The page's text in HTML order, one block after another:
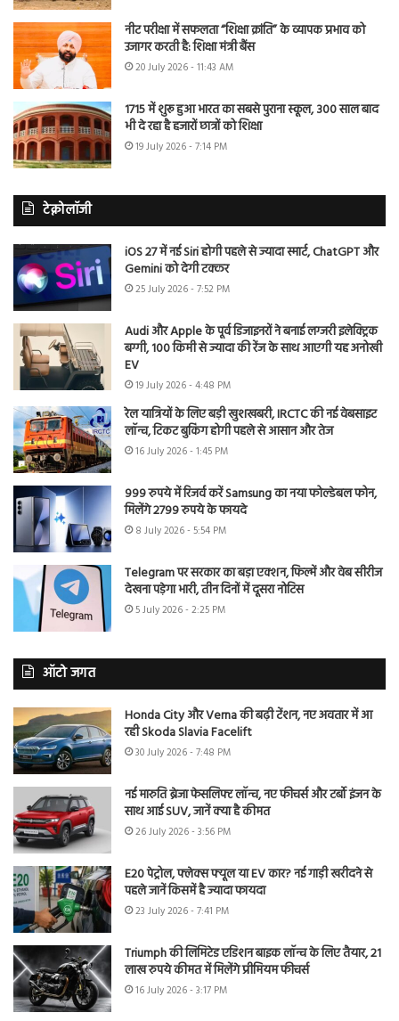
नीट परीक्षा में सफलता “शिक्षा क्रांति” के व्यापक प्रभाव को
उजागर करती है: शिक्षा मंत्री बैंस
20 July 2026 - 11:43 AM
1715 में शुरू हुआ भारत का सबसे पुराना स्कूल, 300 साल बाद
भी दे रहा है हजारों छात्रों को शिक्षा
19 July 2026 - 7:14 PM
टेक्नोलॉजी
iOS 27 में नई Siri होगी पहले से ज्यादा स्मार्ट, ChatGPT और
Gemini को देगी टक्कर
25 July 2026 - 7:52 PM
Audi और Apple के पूर्व डिजाइनरों ने बनाई लग्जरी इलेक्ट्रिक
बग्गी, 100 किमी से ज्यादा की रेंज के साथ आएगी यह अनोखी
EV
19 July 2026 - 4:48 PM
रेल यात्रियों के लिए बड़ी खुशखबरी, IRCTC की नई वेबसाइट
लॉन्च, टिकट बुकिंग होगी पहले से आसान और तेज
16 July 2026 - 1:45 PM
999 रुपये में रिजर्व करें Samsung का नया फोल्डेबल फोन,
मिलेंगे 2799 रुपये के फायदे
8 July 2026 - 5:54 PM
Telegram पर सरकार का बड़ा एक्शन, फिल्में और वेब सीरीज
देखना पड़ेगा भारी, तीन दिनों में दूसरा नोटिस
5 July 2026 - 2:25 PM
ऑटो जगत
Honda City और Verna की बढ़ी टेंशन, नए अवतार में आ
रही Skoda Slavia Facelift
30 July 2026 - 7:48 PM
नई मारुति ब्रेजा फेसलिफ्ट लॉन्च, नए फीचर्स और टर्बो इंजन के
साथ आई SUV, जानें क्या है कीमत
26 July 2026 - 3:56 PM
E20 पेट्रोल, फ्लेक्स फ्यूल या EV कार? नई गाड़ी खरीदने से
पहले जानें किसमें है ज्यादा फायदा
23 July 2026 - 7:41 PM
Triumph की लिमिटेड एडिशन बाइक लॉन्च के लिए तैयार, 21
लाख रुपये कीमत में मिलेंगे प्रीमियम फीचर्स
16 July 2026 - 3:17 PM